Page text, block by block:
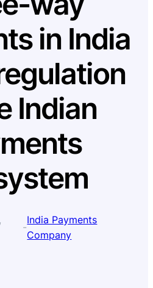
in India
Indian
-
India Payments
Company